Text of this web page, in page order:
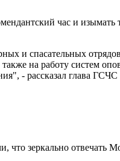
час и
и спасательных
на работу систем
- рассказал глава
что зеркально отвечать